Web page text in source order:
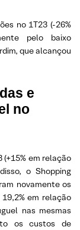
no 1T23 (-26%
pelo baixo
que alcançou
e
no
em relação
o Shopping
novamente os
em relação
nas mesmas
os custos de